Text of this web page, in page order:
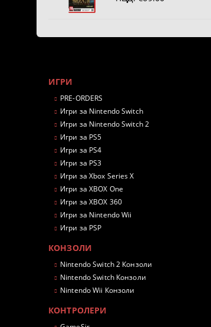
ИГРИ
PRE-ORDERS
Игри за Nintendo Switch
Игри за Nintendo Switch 2
Игри за PS5
Игри за PS4
Игри за PS3
Игри за Xbox Series X
Игри за XBOX One
Игри за XBOX 360
Игри за Nintendo Wii
Игри за PSP
КОНЗОЛИ
Nintendo Switch 2 Конзоли
Nintendo Switch Конзоли
Nintendo Wii Конзоли
КОНТРОЛЕРИ